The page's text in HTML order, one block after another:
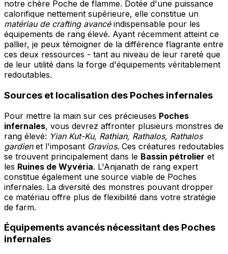
notre chère Poche de flamme. Dotée d'une puissance
calorifique nettement supérieure, elle constitue un
matériau de crafting avancéindispensable pour les
équipements de rang élevé. Ayant récemment atteint ce
pallier, je peux témoigner de la différence flagrante entre
ces deux ressources - tant au niveau de leur rareté que
de leur utilité dans la forge d'équipements véritablement
redoutables.
Sources et localisation des Poches infernales
Pour mettre la main sur ces précieuses Poches
infernales, vous devrez affronter plusieurs monstres de
rang élevé: Yian Kut-Ku, Rathian, Rathalos, Rathalos
gardienet l'imposant Gravios. Ces créatures redoutables
se trouvent principalement dans le Bassin pétrolier et
les Ruines de Wyvéria. L'Anjanath de rang expert
constitue également une source viable de Poches
infernales. La diversité des monstres pouvant dropper
ce matériau offre plus de flexibilité dans votre stratégie
de farm.
Équipements avancés nécessitant des Poches
infernales